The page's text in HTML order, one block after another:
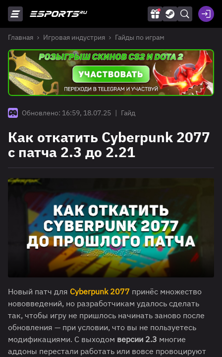
Главная Игровая индустрия Гайды по играм
Обновлено: 16:59, 18.07.25 | Гайд
Как откатить Cyberpunk 2077
с патча 2.3 до 2.21
Новый патч для Cyberpunk 2077 принёс множество
нововведений, но разработчикам удалось сделать
так, чтобы игру не пришлось начинать заново после
обновления — при условии, что вы не пользуетесь
модификациями. С выходом версии 2.3 многие
аддоны перестали работать или вовсе провоцируют